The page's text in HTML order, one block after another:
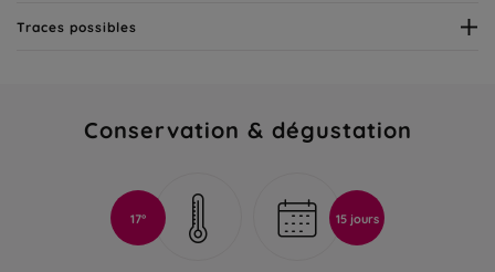
Traces possibles
Conservation & dégustation
17° 15 jours